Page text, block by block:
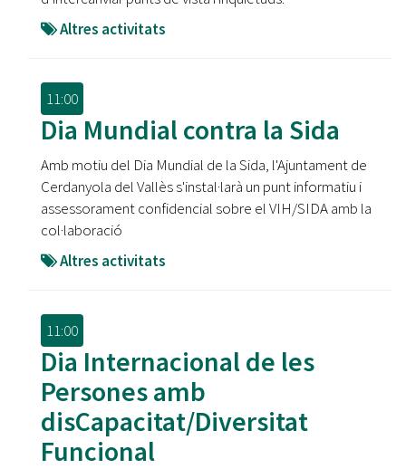
Altres activitats
11:00
Dia Mundial contra la Sida
Amb motiu del Dia Mundial de la Sida, l'Ajuntament de
Cerdanyola del Vallès s'instal·larà un punt informatiu i
assessorament confidencial sobre el VIH/SIDA amb la
col·laboració
Altres activitats
11:00
Dia Internacional de les
Persones amb
disCapacitat/Diversitat
Funcional